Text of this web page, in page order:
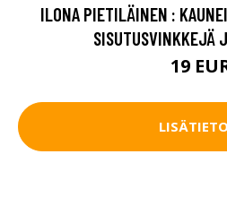
ILONA PIETILÄINEN :
SISUTUSVINKKEJÄ
19